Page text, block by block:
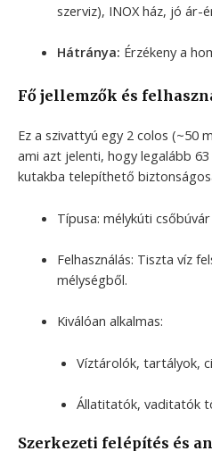
szerviz), INOX ház, jó ár-
Hátránya: Érzékeny a
Fő jellemzők és
Ez a szivattyú egy 2 colos (~50
ami azt jelenti, hogy legalább
kutakba telepíthető
Típusa: mélykúti
Felhasználás: Tiszta víz
mélységből.
Kiválóan alkalmas:
Víztárolók, tartályok,
Állatitatók, vaditatók
Szerkezeti felépítés és